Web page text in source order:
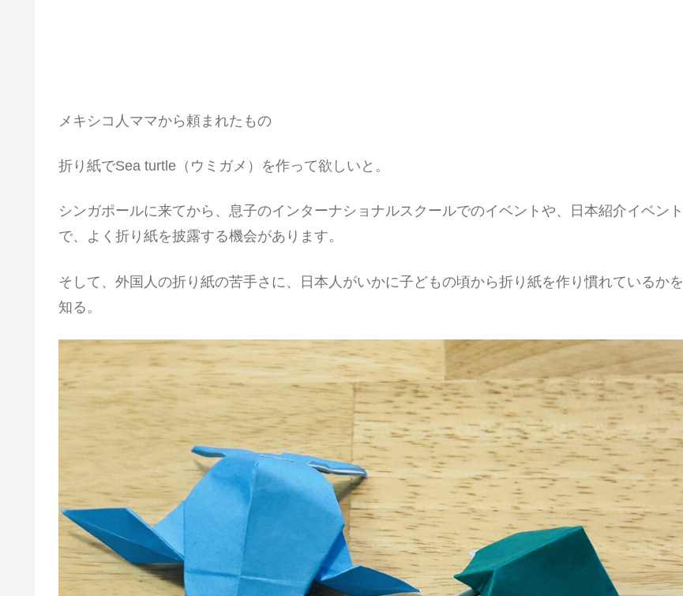
メキシコ人ママから頼まれたもの
折り紙でSea turtle（ウミガメ）を作って欲しいと。
シンガポールに来てから、息子のインターナショナルスクールでのイベントや、日本紹介イベント
で、よく折り紙を披露する機会があります。
そして、外国人の折り紙の苦手さに、日本人がいかに子どもの頃から折り紙を作り慣れているかを
知る。